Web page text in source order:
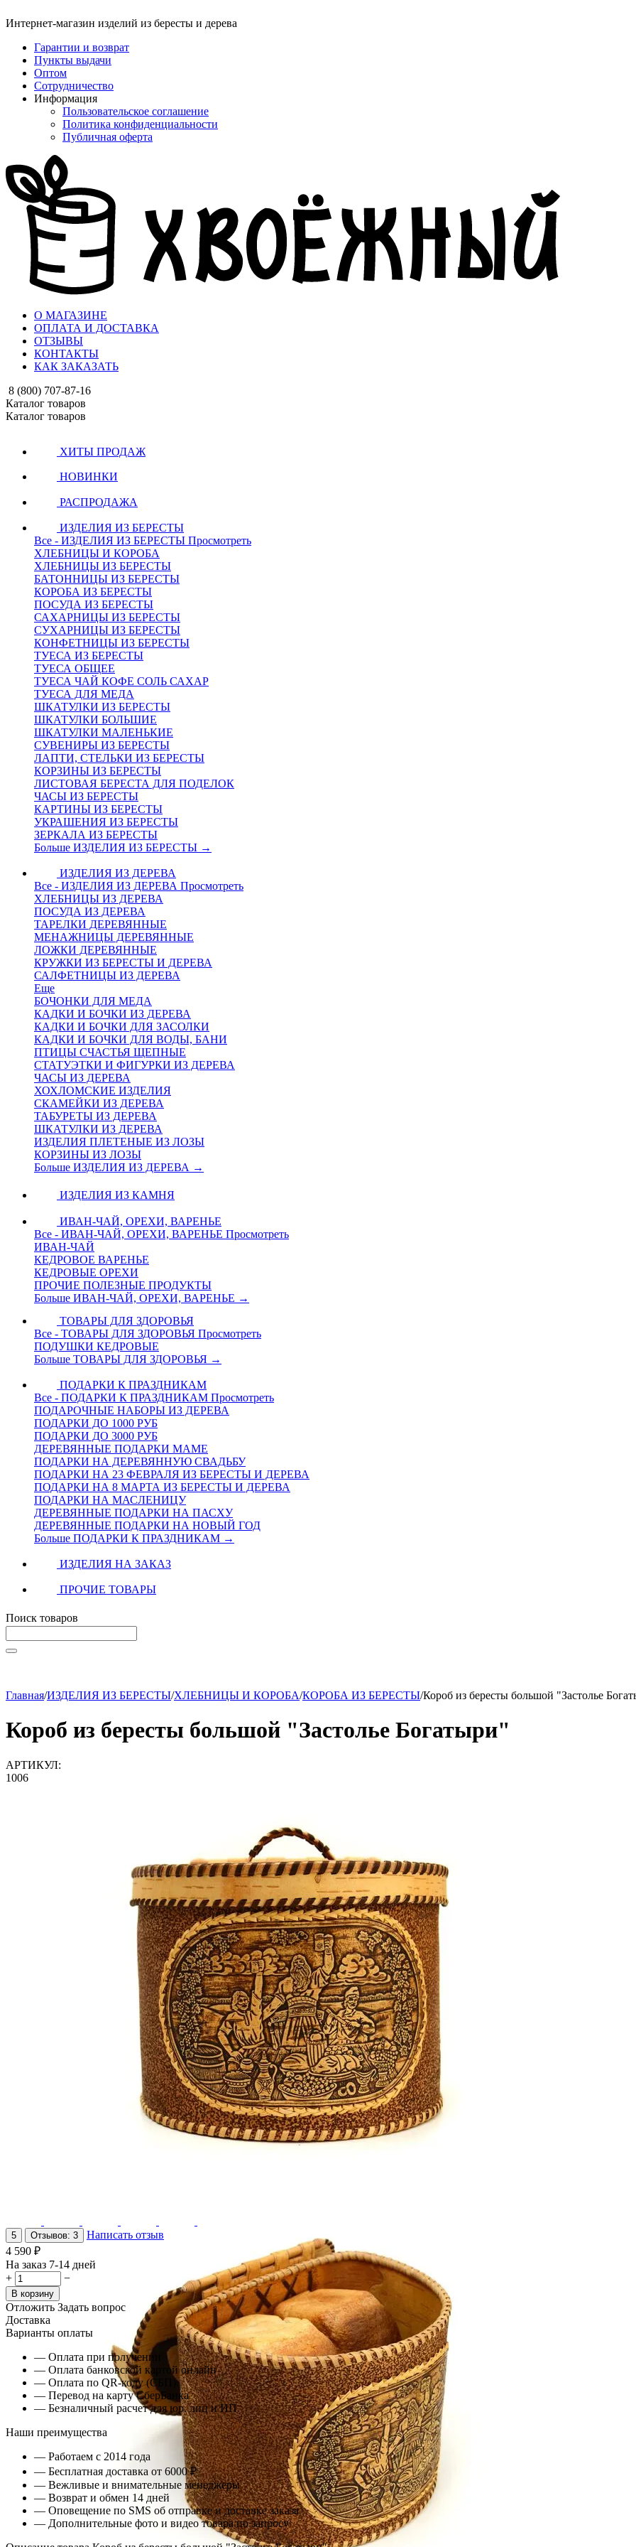
Интернет-магазин изделий из бересты и дерева
Гарантии и возврат
Пункты выдачи
Оптом
Сотрудничество
Информация
Пользовательское соглашение
Политика конфиденциальности
Публичная оферта
О МАГАЗИНЕ
ОПЛАТА И ДОСТАВКА
ОТЗЫВЫ
КОНТАКТЫ
КАК ЗАКАЗАТЬ
8 (800) 707-87-16
Каталог товаров
Каталог товаров
ХИТЫ ПРОДАЖ
НОВИНКИ
РАСПРОДАЖА
ИЗДЕЛИЯ ИЗ БЕРЕСТЫ
Все - ИЗДЕЛИЯ ИЗ БЕРЕСТЫ Просмотреть
ХЛЕБНИЦЫ И КОРОБА
ХЛЕБНИЦЫ ИЗ БЕРЕСТЫ
БАТОННИЦЫ ИЗ БЕРЕСТЫ
КОРОБА ИЗ БЕРЕСТЫ
ПОСУДА ИЗ БЕРЕСТЫ
САХАРНИЦЫ ИЗ БЕРЕСТЫ
СУХАРНИЦЫ ИЗ БЕРЕСТЫ
КОНФЕТНИЦЫ ИЗ БЕРЕСТЫ
ТУЕСА ИЗ БЕРЕСТЫ
ТУЕСА ОБЩЕЕ
ТУЕСА ЧАЙ КОФЕ СОЛЬ САХАР
ТУЕСА ДЛЯ МЕДА
ШКАТУЛКИ ИЗ БЕРЕСТЫ
ШКАТУЛКИ БОЛЬШИЕ
ШКАТУЛКИ МАЛЕНЬКИЕ
СУВЕНИРЫ ИЗ БЕРЕСТЫ
ЛАПТИ, СТЕЛЬКИ ИЗ БЕРЕСТЫ
КОРЗИНЫ ИЗ БЕРЕСТЫ
ЛИСТОВАЯ БЕРЕСТА ДЛЯ ПОДЕЛОК
ЧАСЫ ИЗ БЕРЕСТЫ
КАРТИНЫ ИЗ БЕРЕСТЫ
УКРАШЕНИЯ ИЗ БЕРЕСТЫ
ЗЕРКАЛА ИЗ БЕРЕСТЫ
Больше ИЗДЕЛИЯ ИЗ БЕРЕСТЫ →
ИЗДЕЛИЯ ИЗ ДЕРЕВА
Все - ИЗДЕЛИЯ ИЗ ДЕРЕВА Просмотреть
ХЛЕБНИЦЫ ИЗ ДЕРЕВА
ПОСУДА ИЗ ДЕРЕВА
ТАРЕЛКИ ДЕРЕВЯННЫЕ
МЕНАЖНИЦЫ ДЕРЕВЯННЫЕ
ЛОЖКИ ДЕРЕВЯННЫЕ
КРУЖКИ ИЗ БЕРЕСТЫ И ДЕРЕВА
САЛФЕТНИЦЫ ИЗ ДЕРЕВА
Еще
БОЧОНКИ ДЛЯ МЕДА
КАДКИ И БОЧКИ ИЗ ДЕРЕВА
КАДКИ И БОЧКИ ДЛЯ ЗАСОЛКИ
КАДКИ И БОЧКИ ДЛЯ ВОДЫ, БАНИ
ПТИЦЫ СЧАСТЬЯ ЩЕПНЫЕ
СТАТУЭТКИ И ФИГУРКИ ИЗ ДЕРЕВА
ЧАСЫ ИЗ ДЕРЕВА
ХОХЛОМСКИЕ ИЗДЕЛИЯ
СКАМЕЙКИ ИЗ ДЕРЕВА
ТАБУРЕТЫ ИЗ ДЕРЕВА
ШКАТУЛКИ ИЗ ДЕРЕВА
ИЗДЕЛИЯ ПЛЕТЕНЫЕ ИЗ ЛОЗЫ
КОРЗИНЫ ИЗ ЛОЗЫ
Больше ИЗДЕЛИЯ ИЗ ДЕРЕВА →
ИЗДЕЛИЯ ИЗ КАМНЯ
ИВАН-ЧАЙ, ОРЕХИ, ВАРЕНЬЕ
Все - ИВАН-ЧАЙ, ОРЕХИ, ВАРЕНЬЕ Просмотреть
ИВАН-ЧАЙ
КЕДРОВОЕ ВАРЕНЬЕ
КЕДРОВЫЕ ОРЕХИ
ПРОЧИЕ ПОЛЕЗНЫЕ ПРОДУКТЫ
Больше ИВАН-ЧАЙ, ОРЕХИ, ВАРЕНЬЕ →
ТОВАРЫ ДЛЯ ЗДОРОВЬЯ
Все - ТОВАРЫ ДЛЯ ЗДОРОВЬЯ Просмотреть
ПОДУШКИ КЕДРОВЫЕ
Больше ТОВАРЫ ДЛЯ ЗДОРОВЬЯ →
ПОДАРКИ К ПРАЗДНИКАМ
Все - ПОДАРКИ К ПРАЗДНИКАМ Просмотреть
ПОДАРОЧНЫЕ НАБОРЫ ИЗ ДЕРЕВА
ПОДАРКИ ДО 1000 РУБ
ПОДАРКИ ДО 3000 РУБ
ДЕРЕВЯННЫЕ ПОДАРКИ МАМЕ
ПОДАРКИ НА ДЕРЕВЯННУЮ СВАДЬБУ
ПОДАРКИ НА 23 ФЕВРАЛЯ ИЗ БЕРЕСТЫ И ДЕРЕВА
ПОДАРКИ НА 8 МАРТА ИЗ БЕРЕСТЫ И ДЕРЕВА
ПОДАРКИ НА МАСЛЕНИЦУ
ДЕРЕВЯННЫЕ ПОДАРКИ НА ПАСХУ
ДЕРЕВЯННЫЕ ПОДАРКИ НА НОВЫЙ ГОД
Больше ПОДАРКИ К ПРАЗДНИКАМ →
ИЗДЕЛИЯ НА ЗАКАЗ
ПРОЧИЕ ТОВАРЫ
Поиск товаров
Главная/ИЗДЕЛИЯ ИЗ БЕРЕСТЫ/ХЛЕБНИЦЫ И КОРОБА/КОРОБА ИЗ БЕРЕСТЫ/Короб из бересты большой "Застолье
Короб из бересты большой "Застолье Богатыри"
АРТИКУЛ:
1006
5 Отзывов: 3
Написать отзыв
4 590 ₽
На заказ 7-14 дней
+
−
В корзину
Отложить Задать вопрос
Доставка
Варианты оплаты
— Оплата при получении
— Оплата банковской картой онлайн
— Оплата по QR-коду (СБП)
— Перевод на карту СберБанка
— Безналичный расчет для юр. лиц и ИП
Наши преимущества
— Работаем с 2014 года
— Бесплатная доставка от 6000 ₽
— Вежливые и внимательные менеджеры
— Возврат и обмен 14 дней
— Оповещение по SMS об отправке и доставке заказа
— Дополнительные фото и видео товара по запросу